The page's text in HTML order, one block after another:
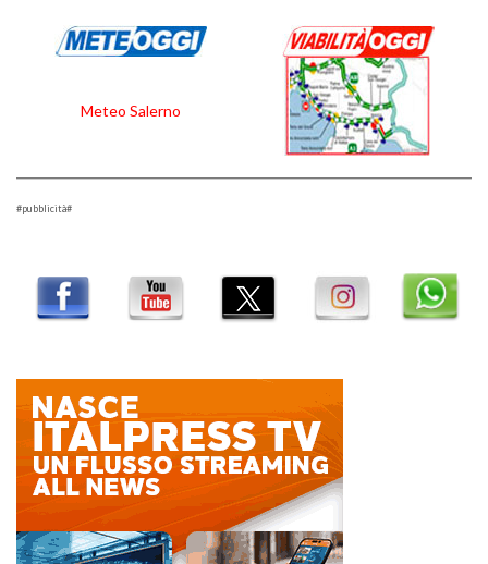
Meteo Salerno
#pubblicità#